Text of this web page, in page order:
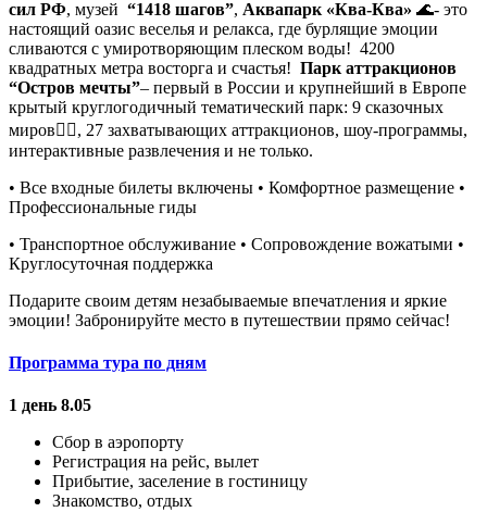
сил РФ, музей “1418 шагов”, Аквапарк «Ква-Ква» 🌊- это
настоящий оазис веселья и релакса, где бурлящие эмоции
сливаются с умиротворяющим плеском воды! 4200
квадратных метра восторга и счастья! Парк аттракционов
“Остров мечты”– первый в России и крупнейший в Европе
крытый круглогодичный тематический парк: 9 сказочных
миров🐦‍🔥, 27 захватывающих аттракционов, шоу-программы,
интерактивные развлечения и не только.
• Все входные билеты включены • Комфортное размещение •
Профессиональные гиды
• Транспортное обслуживание • ⁠Сопровождение вожатыми •
⁠Круглосуточная поддержка
Подарите своим детям незабываемые впечатления и яркие
эмоции! Забронируйте место в путешествии прямо сейчас!
Программа тура по дням
1 день 8.05
Сбор в аэропорту
Регистрация на рейс, вылет
Прибытие, заселение в гостиницу
Знакомство, отдых